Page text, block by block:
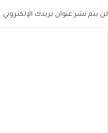
لن يتم نشر عنوان بريدك الإلكتروني.